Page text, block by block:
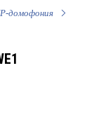
домофония